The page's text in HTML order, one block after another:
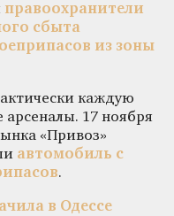
правоохранители
сбыта
из зоны
каждую
арсеналы. 17 ноября
«Привоз»
автомобиль с
.
в Одессе